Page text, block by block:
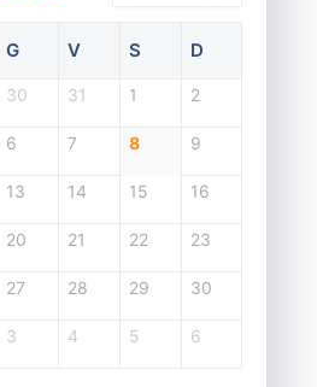
G V S D
30 31 1 2
6 7 8 9
13 14 15 16
20 21 22 23
27 28 29 30
3 4 5 6